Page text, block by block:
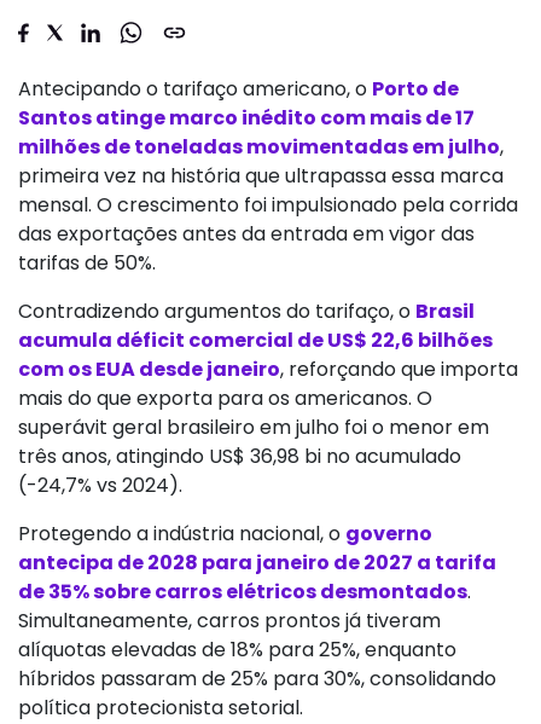
Antecipando o tarifaço americano, o Porto de
Santos atinge marco inédito com mais de 17
milhões de toneladas movimentadas em julho,
primeira vez na história que ultrapassa essa marca
mensal. O crescimento foi impulsionado pela corrida
das exportações antes da entrada em vigor das
tarifas de 50%.
Contradizendo argumentos do tarifaço, o Brasil
acumula déficit comercial de US$ 22,6 bilhões
com os EUA desde janeiro, reforçando que importa
mais do que exporta para os americanos. O
superávit geral brasileiro em julho foi o menor em
três anos, atingindo US$ 36,98 bi no acumulado
(-24,7% vs 2024).
Protegendo a indústria nacional, o governo
antecipa de 2028 para janeiro de 2027 a tarifa
de 35% sobre carros elétricos desmontados.
Simultaneamente, carros prontos já tiveram
alíquotas elevadas de 18% para 25%, enquanto
híbridos passaram de 25% para 30%, consolidando
política protecionista setorial.